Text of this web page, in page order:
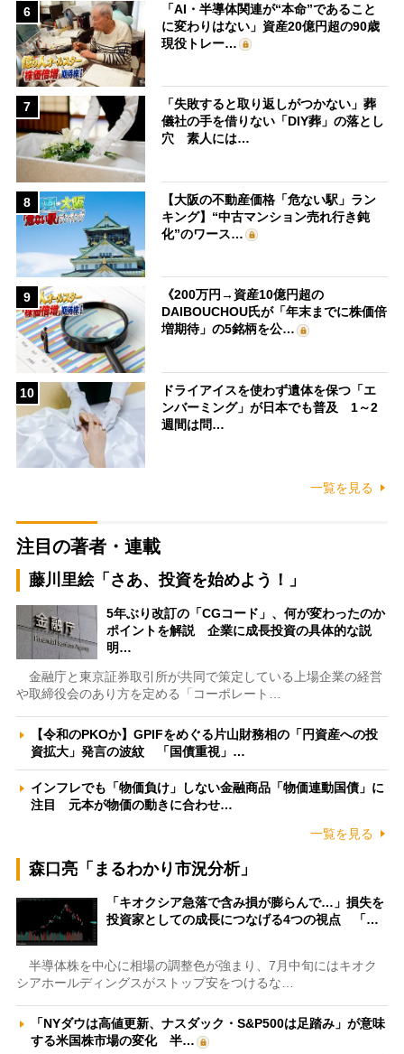
6
「AI・半導体関連が“本命”であること
に変わりはない」資産20億円超の90歳
現役トレー…
7
「失敗すると取り返しがつかない」葬
儀社の手を借りない「DIY葬」の落とし
穴 素人には…
8
【大阪の不動産価格「危ない駅」ラン
キング】“中古マンション売れ行き鈍
化”のワース…
9
《200万円→資産10億円超の
DAIBOUCHOU氏が「年末までに株価倍
増期待」の5銘柄を公…
10
ドライアイスを使わず遺体を保つ「エ
ンバーミング」が日本でも普及 1～2
週間は問…
一覧を見る
注目の著者・連載
藤川里絵「さあ、投資を始めよう！」
5年ぶり改訂の「CGコード」、何が変わったのか
ポイントを解説 企業に成長投資の具体的な説
明…
金融庁と東京証券取引所が共同で策定している上場企業の経営
や取締役会のあり方を定める「コーポレート…
【令和のPKOか】GPIFをめぐる片山財務相の「円資産への投
資拡大」発言の波紋 「国債重視」…
インフレでも「物価負け」しない金融商品「物価連動国債」に
注目 元本が物価の動きに合わせ…
一覧を見る
森口亮「まるわかり市況分析」
「キオクシア急落で含み損が膨らんで…」損失を
投資家としての成長につなげる4つの視点 「…
半導体株を中心に相場の調整色が強まり、7月中旬にはキオク
シアホールディングスがストップ安をつけるな…
「NYダウは高値更新、ナスダック・S&P500は足踏み」が意味
する米国株市場の変化 半…